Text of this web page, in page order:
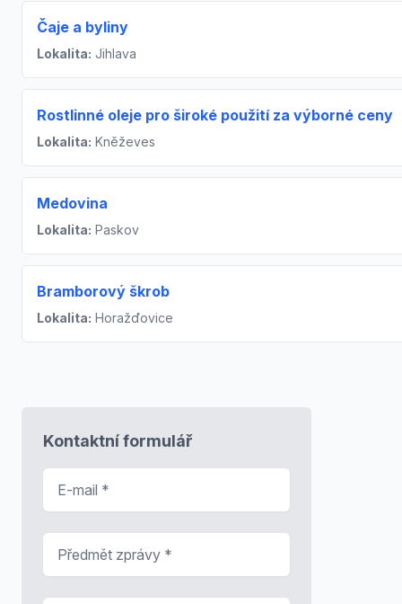
Čaje a byliny
Lokalita: Jihlava
Rostlinné oleje pro široké použití za výborné ceny
Lokalita: Kněževes
Medovina
Lokalita: Paskov
Bramborový škrob
Lokalita: Horažďovice
Kontaktní formulář